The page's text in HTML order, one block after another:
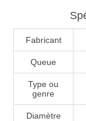
Fabricant
Queue
Type ou
genre
Diamètre